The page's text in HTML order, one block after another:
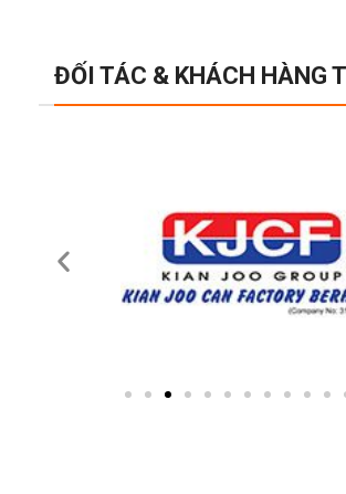
ĐỐI TÁC & KHÁCH HÀNG